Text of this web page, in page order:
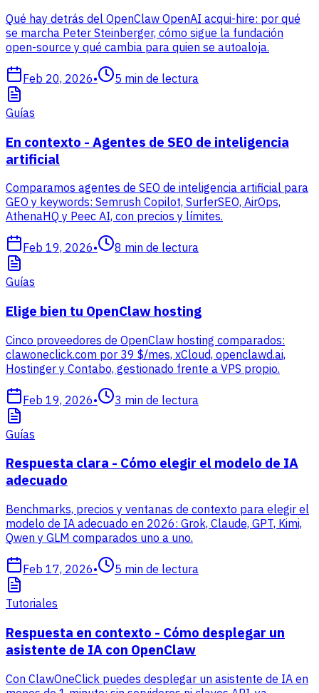
Qué hay detrás del OpenClaw OpenAI acqui-hire: por qué
se marcha Peter Steinberger, cómo sigue la fundación
open-source y qué cambia para quien se autoaloja.
Feb 20, 2026• 5 min de lectura
Guías
En contexto - Agentes de SEO de inteligencia
artificial
Comparamos agentes de SEO de inteligencia artificial para
GEO y keywords: Semrush Copilot, SurferSEO, AirOps,
AthenaHQ y Peec AI, con precios y límites.
Feb 19, 2026• 8 min de lectura
Guías
Elige bien tu OpenClaw hosting
Cinco proveedores de OpenClaw hosting comparados:
clawoneclick.com por 39 $/mes, xCloud, openclawd.ai,
Hostinger y Contabo, gestionado frente a VPS propio.
Feb 19, 2026• 3 min de lectura
Guías
Respuesta clara - Cómo elegir el modelo de IA
adecuado
Benchmarks, precios y ventanas de contexto para elegir el
modelo de IA adecuado en 2026: Grok, Claude, GPT, Kimi,
Qwen y GLM comparados uno a uno.
Feb 17, 2026• 5 min de lectura
Tutoriales
Respuesta en contexto - Cómo desplegar un
asistente de IA con OpenClaw
Con ClawOneClick puedes desplegar un asistente de IA en